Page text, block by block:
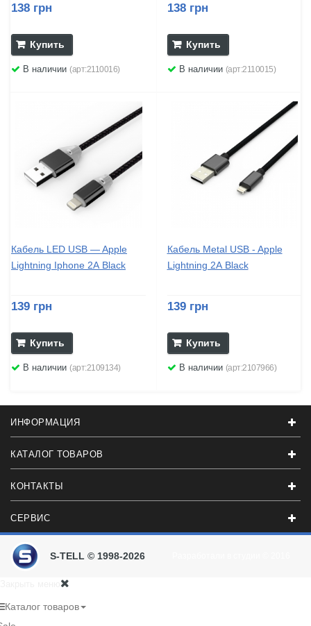
138 грн
Купить
В наличии (арт:2110016)
138 грн
Купить
В наличии (арт:2110015)
Кабель LED USB — Apple
Lightning Iphone 2А Black
139 грн
Купить
В наличии (арт:2109134)
Кабель Metal USB - Apple
Lightning 2А Black
139 грн
Купить
В наличии (арт:2107966)
ИНФОРМАЦИЯ
КАТАЛОГ ТОВАРОВ
КОНТАКТЫ
СЕРВИС
S-TELL © 1998-2026
Каталог товаров